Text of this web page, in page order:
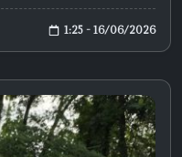
1:25 - 16/06/2026